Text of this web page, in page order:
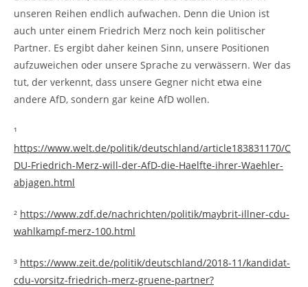
unseren Reihen endlich aufwachen. Denn die Union ist
auch unter einem Friedrich Merz noch kein politischer
Partner. Es ergibt daher keinen Sinn, unsere Positionen
aufzuweichen oder unsere Sprache zu verwässern. Wer das
tut, der verkennt, dass unsere Gegner nicht etwa eine
andere AfD, sondern gar keine AfD wollen.
¹
https://www.welt.de/politik/deutschland/article183831170/C
DU-Friedrich-Merz-will-der-AfD-die-Haelfte-ihrer-Waehler-
abjagen.html
² https://www.zdf.de/nachrichten/politik/maybrit-illner-cdu-
wahlkampf-merz-100.html
³ https://www.zeit.de/politik/deutschland/2018-11/kandidat-
cdu-vorsitz-friedrich-merz-gruene-partner?